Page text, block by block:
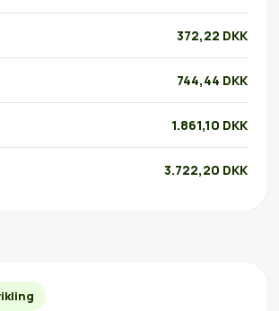
372,22 DKK
744,44 DKK
1.861,10 DKK
3.722,20 DKK